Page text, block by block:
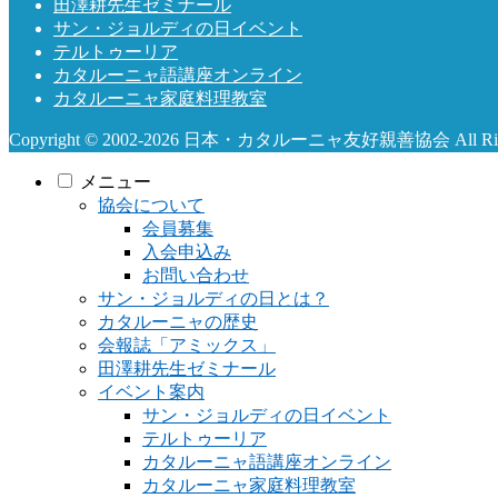
田澤耕先生ゼミナール
サン・ジョルディの日イベント
テルトゥーリア
カタルーニャ語講座オンライン
カタルーニャ家庭料理教室
Copyright © 2002-2026 日本・カタルーニャ友好親善協会 All
メニュー
協会について
会員募集
入会申込み
お問い合わせ
サン・ジョルディの日とは？
カタルーニャの歴史
会報誌「アミックス」
田澤耕先生ゼミナール
イベント案内
サン・ジョルディの日イベント
テルトゥーリア
カタルーニャ語講座オンライン
カタルーニャ家庭料理教室